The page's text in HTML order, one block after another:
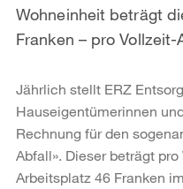
Wohneinheit beträgt
Franken – pro
Jährlich stellt ERZ
Hauseigentümerinnen
Rechnung für den
Abfall». Dieser beträgt
Arbeitsplatz 46 Franken